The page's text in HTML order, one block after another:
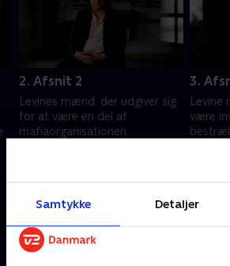
Samtykke Detaljer
2. Afsnit 2
Levines mænd, der udgiver sig
for at være en del af
mafiaorganisationen,
3.
være
16.
Andre så også